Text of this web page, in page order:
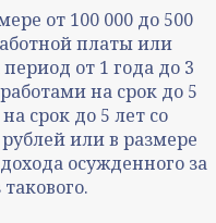
от 100 000 до 500
платы или
от 1 года до 3
на срок до 5
срок до 5 лет со
или в размере
осужденного за